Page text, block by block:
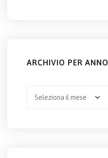
ARCHIVIO PER ANNO